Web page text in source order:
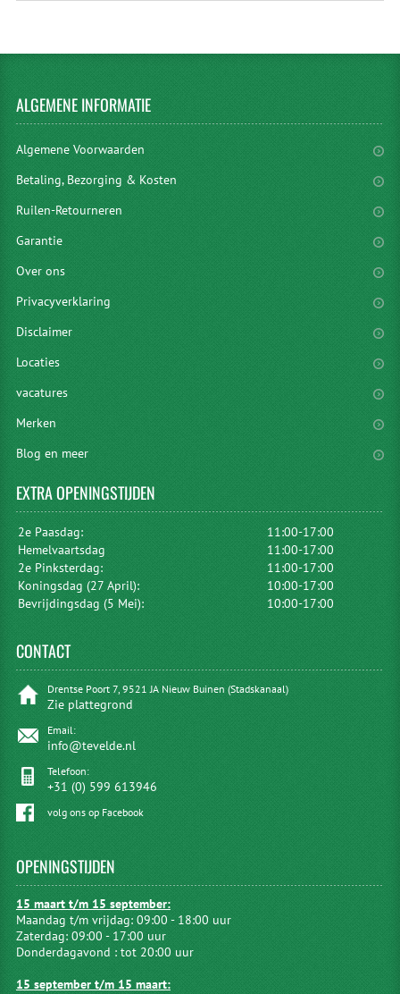
ALGEMENEINFORMATIE
Algemene Voorwaarden
Betaling, Bezorging & Kosten
Ruilen-Retourneren
Garantie
Over ons
Privacyverklaring
Disclaimer
Locaties
vacatures
Merken
Blog en meer
EXTRAOPENINGSTIJDEN
2e Paasdag:
11:00-17:00
Hemelvaartsdag
11:00-17:00
2e Pinksterdag:
11:00-17:00
Koningsdag (27 April):
10:00-17:00
Bevrijdingsdag (5 Mei):
10:00-17:00
CONTACT
Drentse Poort 7, 9521 JA Nieuw Buinen (Stadskanaal)
Zie plattegrond
Email:
info@tevelde.nl
Telefoon:
+31 (0) 599 613946
volg ons op Facebook
OPENINGSTIJDEN
15 maart t/m 15 september:
Maandag t/m vrijdag: 09:00 - 18:00 uur
Zaterdag: 09:00 - 17:00 uur
Donderdagavond : tot 20:00 uur
15 september t/m 15 maart: